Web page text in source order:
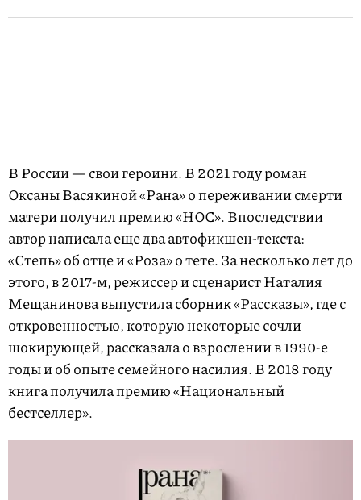
В России — свои героини. В 2021 году роман
Оксаны Васякиной «Рана» о переживании смерти
матери получил премию «НОС». Впоследствии
автор написала еще два автофикшен-текста:
«Степь» об отце и «Роза» о тете. За несколько лет до
этого, в 2017-м, режиссер и сценарист Наталия
Мещанинова выпустила сборник «Рассказы», где с
откровенностью, которую некоторые сочли
шокирующей, рассказала о взрослении в 1990-е
годы и об опыте семейного насилия. В 2018 году
книга получила премию «Национальный
бестселлер».